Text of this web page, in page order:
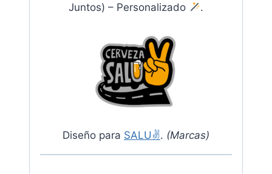
Juntos) – Personalizado
.
Diseño para SALU✌️. (Marcas)